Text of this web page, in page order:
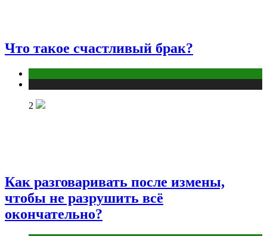
Что такое счастливый брак?
2
Как разговаривать после измены,
чтобы не разрушить всё
окончательно?